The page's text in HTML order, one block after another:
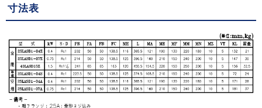
寸法表